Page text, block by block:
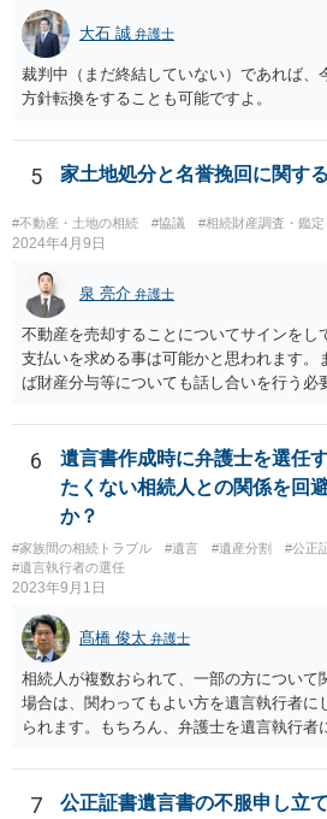
びその承継人は、受遺者（特定財産承継遺
相続分の指定を受けた相続人を含む。以下
は受贈者に対し、遺留分侵害額に相当する
ができる。
大石 誠 弁護士
裁判中（まだ終結していない）であれば、
方針転換をすることも可能ですよ。
5 家土地処分と名誉挽回に関す
#不動産・土地の相続 #協議 #相続財産調査・鑑定
2024年4月9日
泉 亮介 弁護士
不動産を売却することについてサインをし
支払いを求める事は可能かと思われます。
ば財産分与等についても話し合いを行う必
士事務所へご相談されると良いでしょう。
6
遺言書作成時に弁護士を選任
たくない相続人との関係を回
か？
#家族間の相続トラブル #遺言 #遺産分割 #公正
#遺言執行者の選任
2023年9月1日
髙橋 俊太 弁護士
相続人が複数おられて、一部の方について
場合は、関わってもよい方を遺言執行者に
られます。もちろん、弁護士を遺言執行者
方に再委任の権限を付与しておくという方
士に直接ご相談されることをお勧めいたし
7
公正証書遺言書の不服申し立